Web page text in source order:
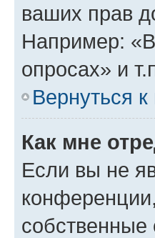
ваших прав
Например:
опросах» и
Вернуться к
Как мне
Если вы не